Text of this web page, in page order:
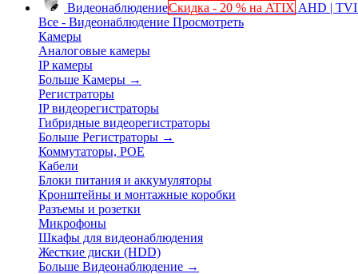
ВидеонаблюдениеСкидка - 20 % на ATIX AHD |
Все - Видеонаблюдение Просмотреть
Камеры
Аналоговые камеры
IP камеры
Больше Камеры →
Регистраторы
IP видеорегистраторы
Гибридные видеорегистраторы
Больше Регистраторы →
Коммутаторы, POE
Кабели
Блоки питания и аккумуляторы
Кронштейны и монтажные коробки
Разъемы и розетки
Микрофоны
Шкафы для видеонаблюдения
Жесткие диски (HDD)
Больше Видеонаблюдение →